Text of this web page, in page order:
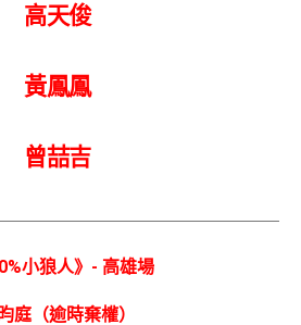
高天俊
黃鳳鳳
曾喆吉
小狼人》- 高雄場
庭（逾時棄權）